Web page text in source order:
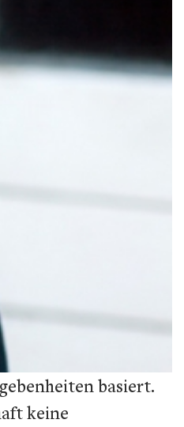
basiert.
keine